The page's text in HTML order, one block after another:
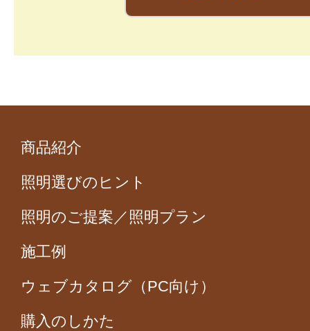
商品紹介
照明選びのヒント
照明のご提案／照明プラン
施工例
ウェブカタログ（PC向け）
購入のしかた